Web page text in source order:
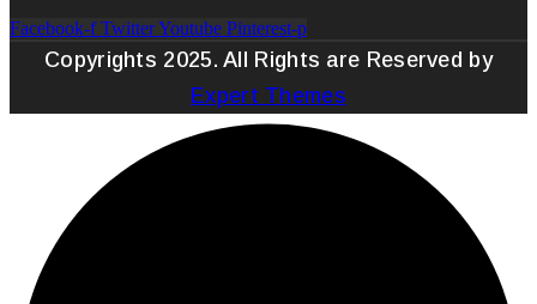
Facebook-f TwitterYoutube Pinterest-p
Copyrights 2025. All Rights are Reserved by
Expert Themes